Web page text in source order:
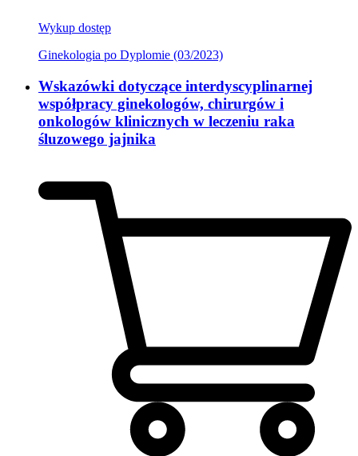
Wykup dostęp
Ginekologia po Dyplomie (03/2023)
Wskazówki dotyczące interdyscyplinarnej
współpracy ginekologów, chirurgów i
onkologów klinicznych w leczeniu raka
śluzowego jajnika